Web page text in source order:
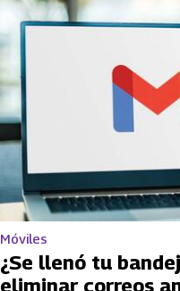
Móviles
¿Se llenó tu
eliminar correos